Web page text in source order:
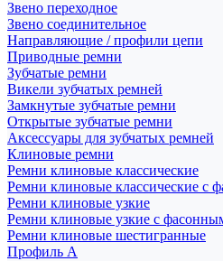
Звено переходное
Звено соединительное
Направляющие / профили цепи
Приводные ремни
Зубчатые ремни
Викели зубчатых ремней
Замкнутые зубчатые ремни
Открытые зубчатые ремни
Аксессуары для зубчатых ремней
Клиновые ремни
Ремни клиновые классические
Ремни клиновые классические с
Ремни клиновые узкие
Ремни клиновые узкие с
Ремни клиновые шестигранные
Профиль A